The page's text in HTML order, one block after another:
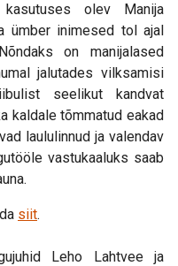
kasutuses olev Manija
ümber inimesed tol ajal
on manijalased
jalutades vilksamisi
seelikut kandvat
kaldale tõmmatud eakad
laululinnud ja valendav
vastukaaluks saab
siit.
Leho Lahtvee ja